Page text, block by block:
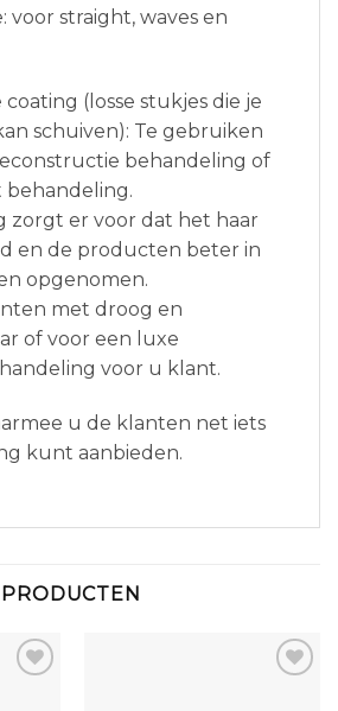
voor straight, waves en
coating (losse stukjes die je
schuiven): Te gebruiken
behandeling of
zorgt er voor dat het haar
en de producten beter in
opgenomen.
met droog en
of voor een luxe
voor u klant.
u de klanten net iets
kunt aanbieden.